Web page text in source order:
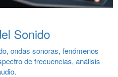
Sonido
ondas sonoras, fenómenos
de frecuencias, análisis